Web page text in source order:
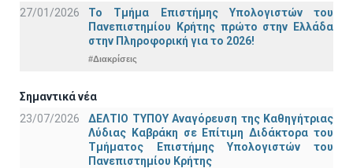
27/01/2026
Το Τμήμα Επιστήμης Υπολογιστών του
Πανεπιστημίου Κρήτης πρώτο στην Ελλάδα
στην Πληροφορική για το 2026!
#Διακρίσεις
Σημαντικά νέα
23/07/2026
ΔΕΛΤΙΟ ΤΥΠΟΥ Αναγόρευση της Καθηγήτριας
Λύδιας Καβράκη σε Επίτιμη Διδάκτορα του
Τμήματος Επιστήμης Υπολογιστών του
Πανεπιστημίου Κρήτης